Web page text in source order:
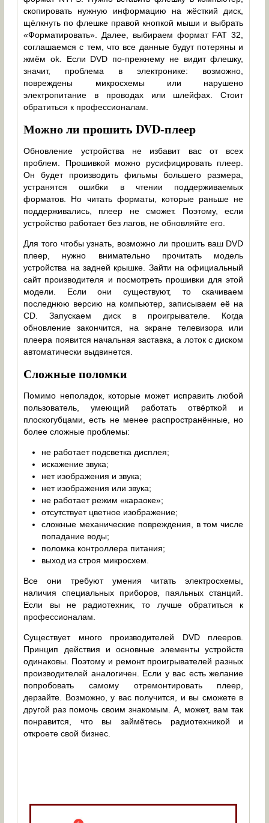
скопировать нужную информацию на жёсткий диск,
щёлкнуть по флешке правой кнопкой мыши и выбрать
«Форматировать». Далее, выбираем формат FAT 32,
соглашаемся с тем, что все данные будут потеряны и
жмём ok. Если DVD по-прежнему не видит флешку,
значит, проблема в электронике: возможно,
повреждены микросхемы или нарушено
электропитание в проводах или шлейфах. Стоит
обратиться к профессионалам.
Можно ли прошить DVD-плеер
Обновление устройства не избавит вас от всех
проблем. Прошивкой можно русифицировать плеер.
Он будет производить фильмы большего размера,
устранятся ошибки в чтении поддерживаемых
форматов. Но читать форматы, которые раньше не
поддерживались, плеер не сможет. Поэтому, если
устройство работает без лагов, не обновляйте его.
Для того чтобы узнать, возможно ли прошить ваш DVD
плеер, нужно внимательно прочитать модель
устройства на задней крышке. Зайти на официальный
сайт производителя и посмотреть прошивки для этой
модели. Если они существуют, то скачиваем
последнюю версию на компьютер, записываем её на
CD. Запускаем диск в проигрывателе. Когда
обновление закончится, на экране телевизора или
плеера появится начальная заставка, а лоток с диском
автоматически выдвинется.
Сложные поломки
Помимо неполадок, которые может исправить любой
пользователь, умеющий работать отвёрткой и
плоскогубцами, есть не менее распространённые, но
более сложные проблемы:
не работает подсветка дисплея;
искажение звука;
нет изображения и звука;
нет изображения или звука;
не работает режим «караоке»;
отсутствует цветное изображение;
сложные механические повреждения, в том числе
попадание воды;
поломка контроллера питания;
выход из строя микросхем.
Все они требуют умения читать электросхемы,
наличия специальных приборов, паяльных станций.
Если вы не радиотехник, то лучше обратиться к
профессионалам.
Существует много производителей DVD плееров.
Принцип действия и основные элементы устройств
одинаковы. Поэтому и ремонт проигрывателей разных
производителей аналогичен. Если у вас есть желание
попробовать самому отремонтировать плеер,
дерзайте. Возможно, у вас получится, и вы сможете в
другой раз помочь своим знакомым. А, может, вам так
понравится, что вы займётесь радиотехникой и
откроете свой бизнес.